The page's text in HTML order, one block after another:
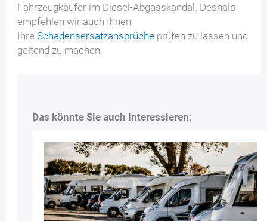
Fahrzeugkäufer im Diesel-Abgasskandal. Deshalb
empfehlen wir auch Ihnen
IhreSchadensersatzansprüche prüfen zu lassen und
geltend zu machen.
Das könnte Sie auch interessieren: